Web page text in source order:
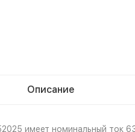
Описание
имеет номинальный ток